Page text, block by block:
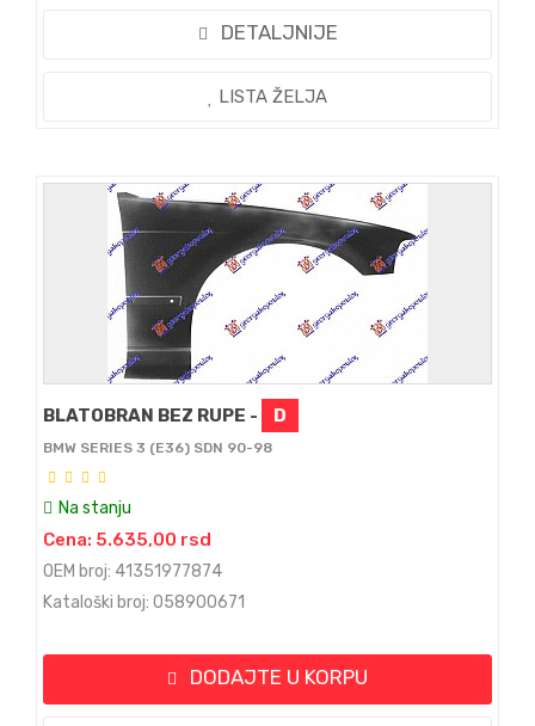
DETALJNIJE
LISTA ŽELJA
BLATOBRAN BEZ RUPE - D
BMW SERIES 3 (E36) SDN 90-98
Na stanju
Cena: 5.635,00 rsd
OEM broj: 41351977874
Kataloški broj: 058900671
DODAJTE U KORPU